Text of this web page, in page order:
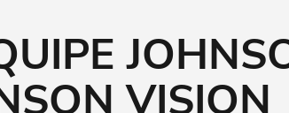
VISION